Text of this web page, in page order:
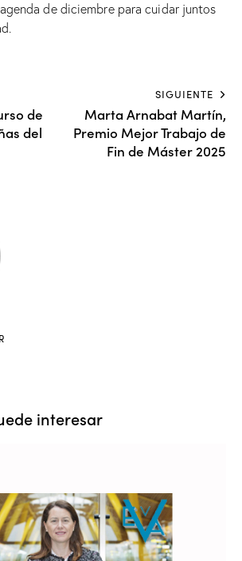
de diciembre para cuidar juntos
de
del
SIGUIENTE
Marta Arnabat Martín,
Premio Mejor Trabajo de
Fin de Máster 2025
interesar